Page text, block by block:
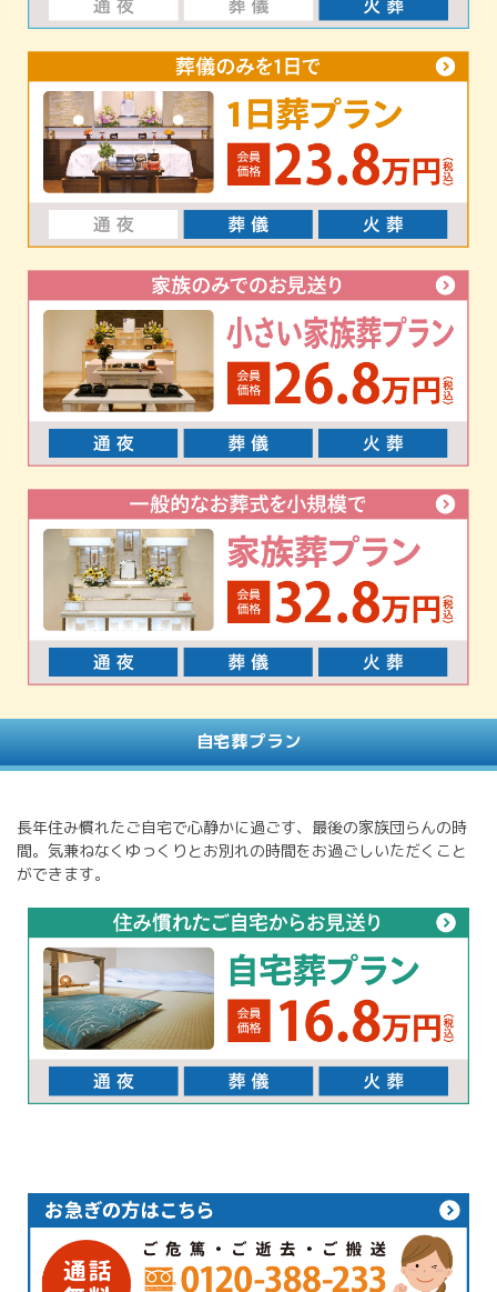
自宅葬プラン
長年住み慣れたご自宅で心静かに過ごす、最後の家族団らんの時
間。気兼ねなくゆっくりとお別れの時間をお過ごしいただくこと
ができます。